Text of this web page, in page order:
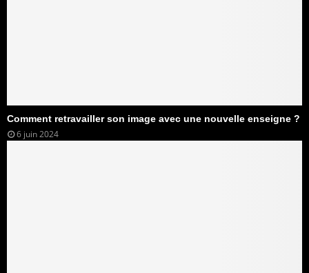
Comment retravailler son image avec une nouvelle enseigne ?
6 juin 2024